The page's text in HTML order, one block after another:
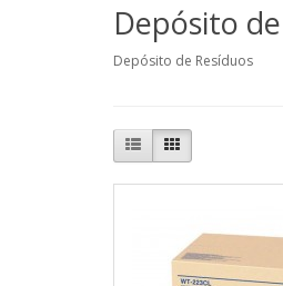
Depósito
Depósito de Resíduos